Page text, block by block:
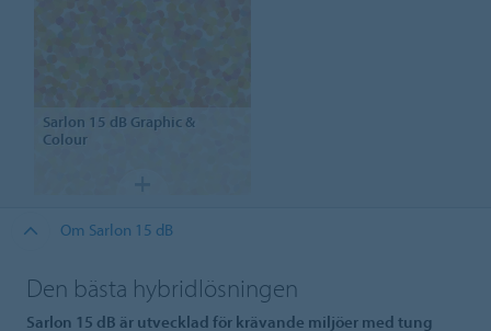
Sarlon 15 dB Graphic &
Colour
Om Sarlon 15 dB
Den bästa hybridlösningen
Sarlon 15 dB är utvecklad för krävande miljöer med tung